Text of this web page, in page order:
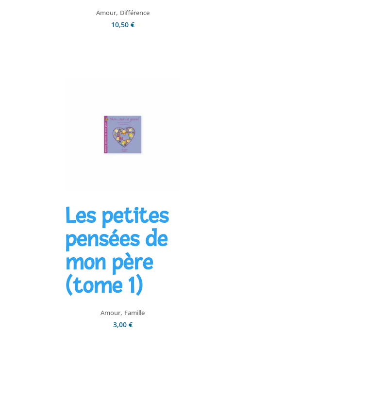
Amour, Différence
10,50 €
Les petites
pensées de
mon père
(tome 1)
Amour, Famille
3,00 €